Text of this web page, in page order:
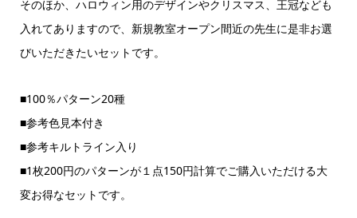
そのほか、ハロウィン用のデザインやクリスマス、王冠なども
入れてありますので、新規教室オープン間近の先生に是非お選
びいただきたいセットです。
■100％パターン20種
■参考色見本付き
■参考キルトライン入り
■1枚200円のパターンが１点150円計算でご購入いただける大
変お得なセットです。